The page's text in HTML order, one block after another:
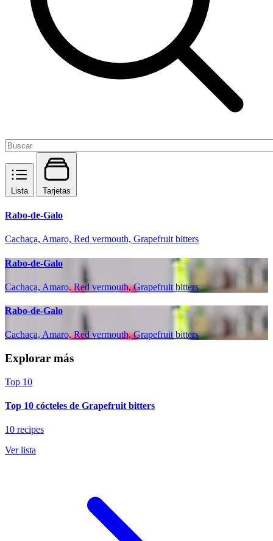
Lista Tarjetas
Rabo-de-Galo
Cachaça, Amaro, Red vermouth, Grapefruit bitters
Rabo-de-Galo
Cachaça, Amaro, Red vermouth, Grapefruit bitters
Rabo-de-Galo
Cachaça, Amaro, Red vermouth, Grapefruit bitters
Explorar más
Top 10
Top 10 cócteles de Grapefruit bitters
10 recipes
Ver lista